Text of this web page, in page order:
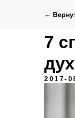
←
7
2017-